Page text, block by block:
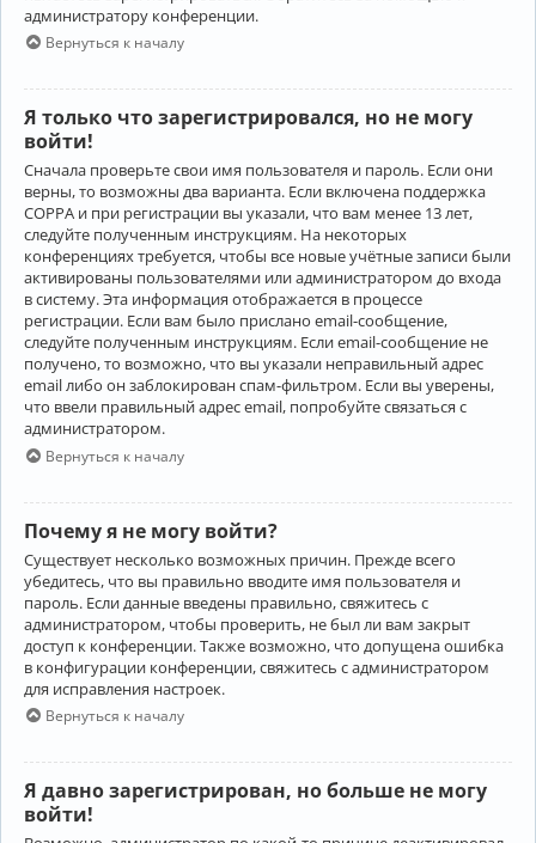
администратору конференции.
Вернуться к началу
Я только что зарегистрировался, но не могу
войти!
Сначала проверьте свои имя пользователя и пароль. Если они
верны, то возможны два варианта. Если включена поддержка
COPPA и при регистрации вы указали, что вам менее 13 лет,
следуйте полученным инструкциям. На некоторых
конференциях требуется, чтобы все новые учётные записи были
активированы пользователями или администратором до входа
в систему. Эта информация отображается в процессе
регистрации. Если вам было прислано email-сообщение,
следуйте полученным инструкциям. Если email-сообщение не
получено, то возможно, что вы указали неправильный адрес
email либо он заблокирован спам-фильтром. Если вы уверены,
что ввели правильный адрес email, попробуйте связаться с
администратором.
Вернуться к началу
Почему я не могу войти?
Существует несколько возможных причин. Прежде всего
убедитесь, что вы правильно вводите имя пользователя и
пароль. Если данные введены правильно, свяжитесь с
администратором, чтобы проверить, не был ли вам закрыт
доступ к конференции. Также возможно, что допущена ошибка
в конфигурации конференции, свяжитесь с администратором
для исправления настроек.
Вернуться к началу
Я давно зарегистрирован, но больше не могу
войти!